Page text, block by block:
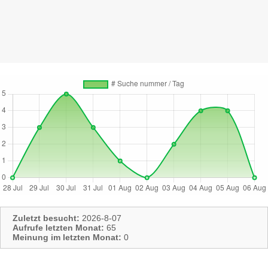
Zuletzt besucht: 2026-8-07
Aufrufe letzten Monat: 65
Meinung im letzten Monat: 0